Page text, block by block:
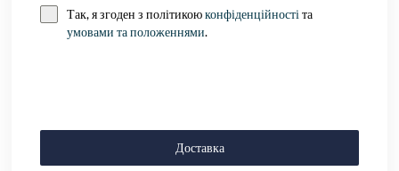
Так, я згоден з політикоюконфіденційності та
умовами та положеннями.
Доставка